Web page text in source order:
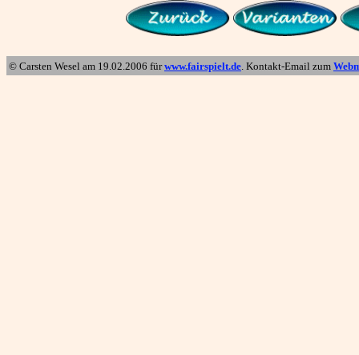
© Carsten Wesel am 19.02.2006 fürwww.fairspielt.de. Kontakt-Email zum